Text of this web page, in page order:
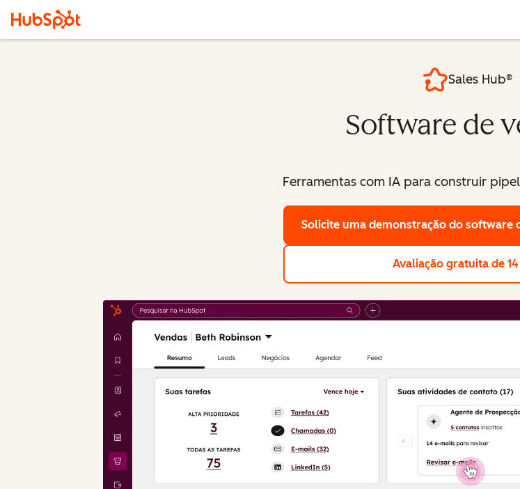
Sales Hub®
Software de
Ferramentas com IA para construir
Solicite uma demonstração do software
Avaliação gratuita de